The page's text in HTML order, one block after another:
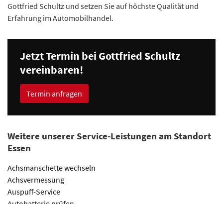
Gottfried Schultz und setzen Sie auf höchste Qualität und
Erfahrung im Automobilhandel.
Jetzt Termin bei Gottfried Schultz
vereinbaren!
Termin anfragen
Weitere unserer Service-Leistungen am Standort
Essen
Achsmanschette wechseln
Achsvermessung
Auspuff-Service